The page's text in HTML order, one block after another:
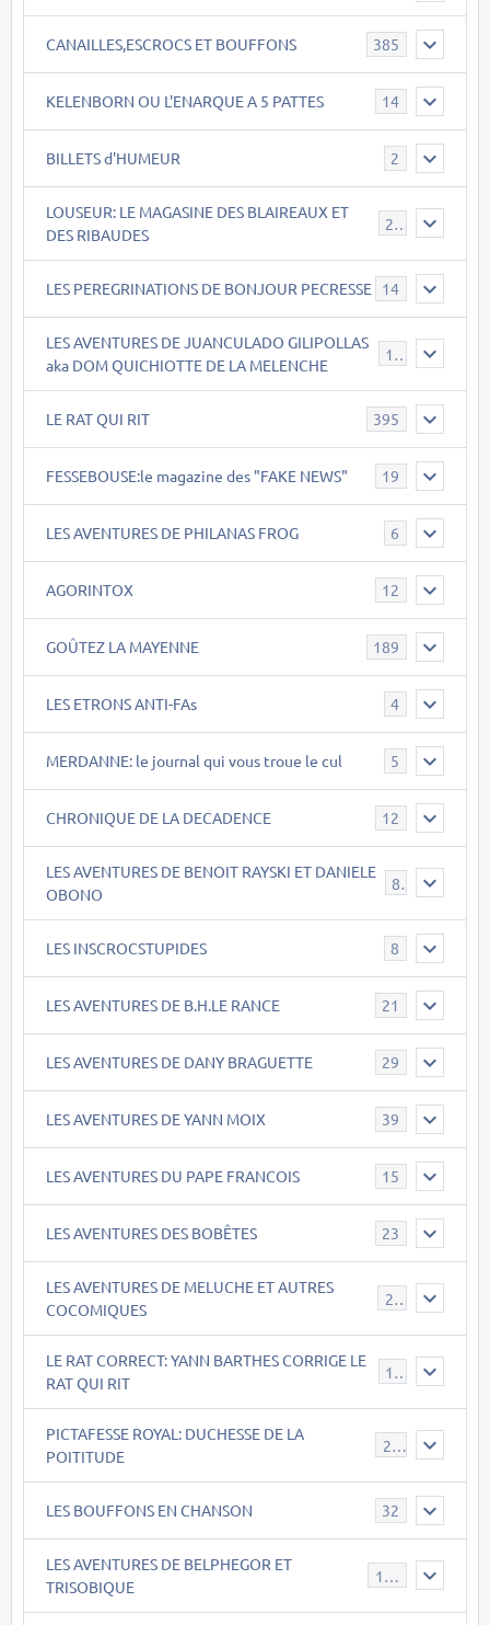
CANAILLES,ESCROCS ET BOUFFONS 385
KELENBORN OU L'ENARQUE A 5 PATTES 14
BILLETS d'HUMEUR 2
LOUSEUR: LE MAGASINE DES BLAIREAUX ET
DES RIBAUDES
21
LES PEREGRINATIONS DE BONJOUR PECRESSE 14
LES AVENTURES DE JUANCULADO GILIPOLLAS
aka DOM QUICHIOTTE DE LA MELENCHE
119
LE RAT QUI RIT 395
FESSEBOUSE:le magazine des "FAKE NEWS" 19
LES AVENTURES DE PHILANAS FROG 6
AGORINTOX 12
GOÛTEZ LA MAYENNE 189
LES ETRONS ANTI-FAs 4
MERDANNE: le journal qui vous troue le cul 5
CHRONIQUE DE LA DECADENCE 12
LES AVENTURES DE BENOIT RAYSKI ET DANIELE
OBONO
8
LES INSCROCSTUPIDES 8
LES AVENTURES DE B.H.LE RANCE 21
LES AVENTURES DE DANY BRAGUETTE 29
LES AVENTURES DE YANN MOIX 39
LES AVENTURES DU PAPE FRANCOIS 15
LES AVENTURES DES BOBÊTES 23
LES AVENTURES DE MELUCHE ET AUTRES
COCOMIQUES
22
LE RAT CORRECT: YANN BARTHES CORRIGE LE
RAT QUI RIT
15
PICTAFESSE ROYAL: DUCHESSE DE LA
POITITUDE
23
LES BOUFFONS EN CHANSON 32
LES AVENTURES DE BELPHEGOR ET
TRISOBIQUE
147